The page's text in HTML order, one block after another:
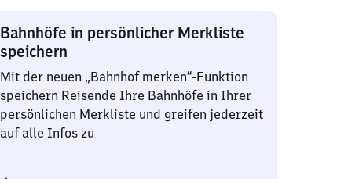
Bahnhöfe in persönlicher Merkliste
speichern
Mit der neuen „Bahnhof merken“-Funktion
speichern Reisende Ihre Bahnhöfe in Ihrer
persönlichen Merkliste und greifen jederzeit
auf alle Infos zu